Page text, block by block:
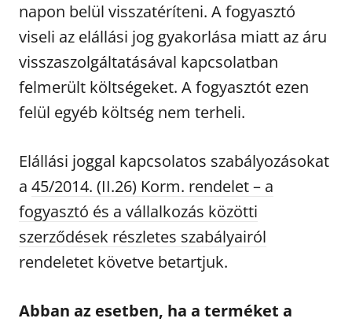
napon belül visszatéríteni. A fogyasztó
viseli az elállási jog gyakorlása miatt az áru
visszaszolgáltatásával kapcsolatban
felmerült költségeket. A fogyasztót ezen
felül egyéb költség nem terheli.
Elállási joggal kapcsolatos szabályozásokat
a 45/2014. (II.26) Korm. rendelet – a
fogyasztó és a vállalkozás közötti
szerződések részletes szabályairól
rendeletet követve betartjuk.
Abban az esetben, ha a terméket a